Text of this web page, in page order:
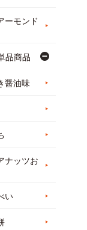
ーモンド
品商品
醤油味
ナッツお
い